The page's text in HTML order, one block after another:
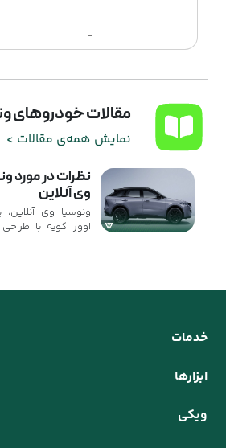
-
مقالات خودروهای
نمایش همه‌ی مقالات >
نظرات در مورد
وی آنلاین
ونوسیا وی
اوور کوپه با
خدمات
ابزارها
ویکی